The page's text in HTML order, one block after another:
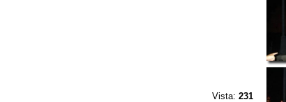
Vista:231